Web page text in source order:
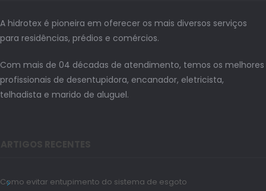
A hidrotex é pioneira em oferecer os mais diversos serviços
para residências, prédios e comércios.
Com mais de 04 décadas de atendimento, temos os melhores
profissionais de desentupidora, encanador, eletricista,
telhadista e marido de aluguel.
Como evitar entupimento do sistema de esgoto